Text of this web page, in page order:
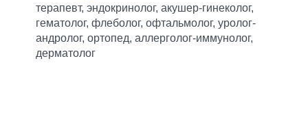
терапевт, эндокринолог, акушер-гинеколог,
гематолог, флеболог, офтальмолог, уролог-
андролог, ортопед, аллерголог-иммунолог,
дерматолог